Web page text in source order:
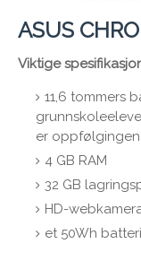
ASUS
Viktige
11,6 tommers
er
4 GB RAM
32 GB
HD-
et 50Wh batteri